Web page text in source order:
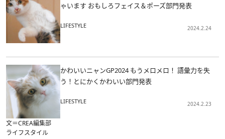
ゃいます おもしろフェイス＆ポーズ部門発表
LIFESTYLE 2024.2.24
かわいいニャンGP2024 もうメロメロ！ 語彙力を失
う！とにかくかわいい部門発表
LIFESTYLE 2024.2.23
文＝CREA編集部
ライフスタイル